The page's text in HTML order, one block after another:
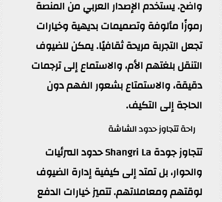
واضح. يستخدم الإصدار العربي من المنصة
رموزًا مألوفة وتصميمات بديهية وخيارات
تجعل التجربة مريحة ثقافيًا. يمكن للضيوف
التنقل بلغتهم الأم، والاستماع إلى ترجمات
دقيقة، والاستمتاع بشعور الفهم دون
الحاجة إلى التكيف.
راحة تتجاوز حدود الشاشة
تتجاوز جودة Shangri La حدود المرئيات
والحوار، بل تمتد إلى كيفية إدارة الضيوف
لوقتهم ومعاملاتهم. تتميز خيارات الدفع